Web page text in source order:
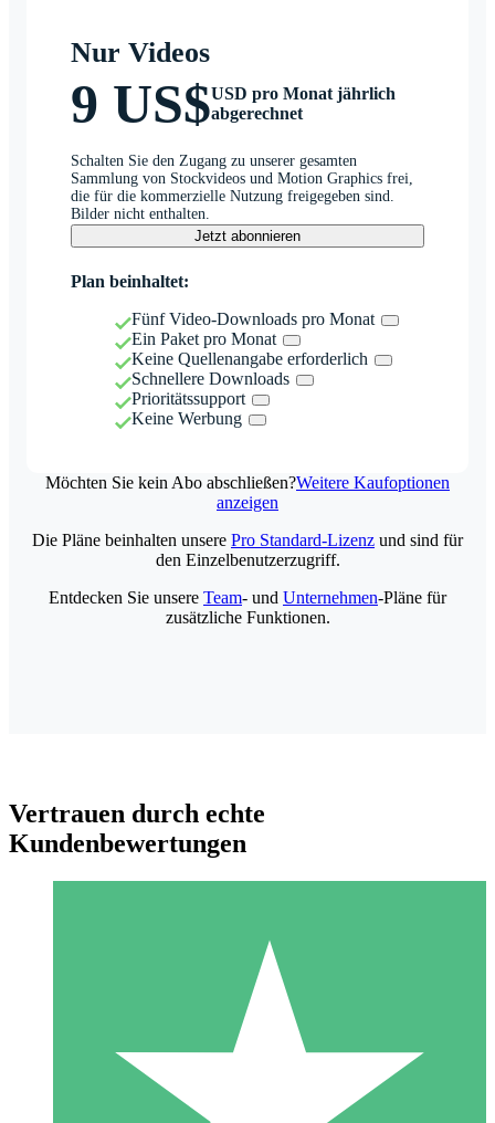
Nur Videos
9 US$USD pro Monat jährlich
abgerechnet
Schalten Sie den Zugang zu unserer gesamten
Sammlung von Stockvideos und Motion Graphics frei,
die für die kommerzielle Nutzung freigegeben sind.
Bilder nicht enthalten.
Jetzt abonnieren
Plan beinhaltet:
Fünf Video-Downloads pro Monat
Ein Paket pro Monat
Keine Quellenangabe erforderlich
Schnellere Downloads
Prioritätssupport
Keine Werbung
Möchten Sie kein Abo abschließen?Weitere Kaufoptionen
anzeigen
Individuelle Credit-Pakete
Zahlen Sie nach Bedarf mit Download-Credits. Keine
monatliche Verpflichtung erforderlich.
Die Pläne beinhalten unsere Pro Standard-Lizenz und sind für
den Einzelbenutzerzugriff.
Entdecken Sie unsere Team- und Unternehmen-Pläne für
zusätzliche Funktionen.
Vertrauen durch echte
Kundenbewertungen